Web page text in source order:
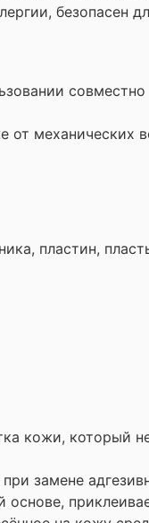
безопасен
от механических
пластин,
кожи, который
замене
основе,